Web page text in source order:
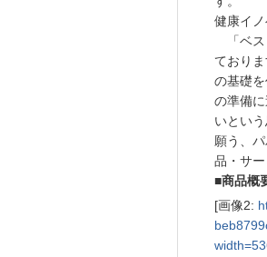
健康イ
「ベス
ており
の基礎
の準備
いとい
願う、
品・サー
■商品概
[画像2: